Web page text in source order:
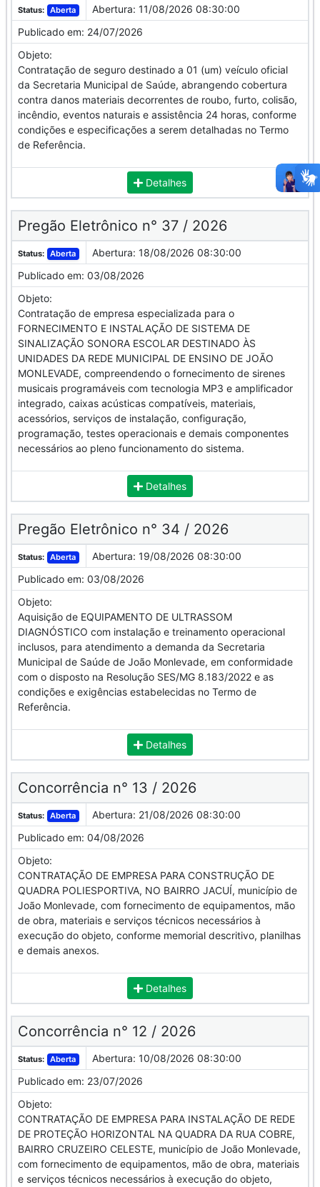
Status: Aberta Abertura: 11/08/2026 08:30:00
Publicado em: 24/07/2026
Objeto:
Contratação de seguro destinado a 01 (um) veículo oficial
da Secretaria Municipal de Saúde, abrangendo cobertura
contra danos materiais decorrentes de roubo, furto, colisão,
incêndio, eventos naturais e assistência 24 horas, conforme
condições e especificações a serem detalhadas no Termo
de Referência.
Detalhes
Pregão Eletrônico n° 37 / 2026
Status: Aberta Abertura: 18/08/2026 08:30:00
Publicado em: 03/08/2026
Objeto:
Contratação de empresa especializada para o
FORNECIMENTO E INSTALAÇÃO DE SISTEMA DE
SINALIZAÇÃO SONORA ESCOLAR DESTINADO ÀS
UNIDADES DA REDE MUNICIPAL DE ENSINO DE JOÃO
MONLEVADE, compreendendo o fornecimento de sirenes
musicais programáveis com tecnologia MP3 e amplificador
integrado, caixas acústicas compatíveis, materiais,
acessórios, serviços de instalação, configuração,
programação, testes operacionais e demais componentes
necessários ao pleno funcionamento do sistema.
Detalhes
Pregão Eletrônico n° 34 / 2026
Status: Aberta Abertura: 19/08/2026 08:30:00
Publicado em: 03/08/2026
Objeto:
Aquisição de EQUIPAMENTO DE ULTRASSOM
DIAGNÓSTICO com instalação e treinamento operacional
inclusos, para atendimento a demanda da Secretaria
Municipal de Saúde de João Monlevade, em conformidade
com o disposto na Resolução SES/MG 8.183/2022 e as
condições e exigências estabelecidas no Termo de
Referência.
Detalhes
Concorrência n° 13 / 2026
Status: Aberta Abertura: 21/08/2026 08:30:00
Publicado em: 04/08/2026
Objeto:
CONTRATAÇÃO DE EMPRESA PARA CONSTRUÇÃO DE
QUADRA POLIESPORTIVA, NO BAIRRO JACUÍ, município de
João Monlevade, com fornecimento de equipamentos, mão
de obra, materiais e serviços técnicos necessários à
execução do objeto, conforme memorial descritivo, planilhas
e demais anexos.
Detalhes
Concorrência n° 12 / 2026
Status: Aberta Abertura: 10/08/2026 08:30:00
Publicado em: 23/07/2026
Objeto:
CONTRATAÇÃO DE EMPRESA PARA INSTALAÇÃO DE REDE
DE PROTEÇÃO HORIZONTAL NA QUADRA DA RUA COBRE,
BAIRRO CRUZEIRO CELESTE, município de João Monlevade,
com fornecimento de equipamentos, mão de obra, materiais
e serviços técnicos necessários à execução do objeto,